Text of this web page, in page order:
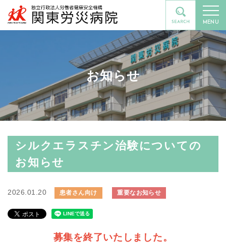
MENU
お知らせ
シルクエラスチン治験についての
お知らせ
2026.01.20 患者さん向け 重要なお知らせ
募集を終了いたしました。